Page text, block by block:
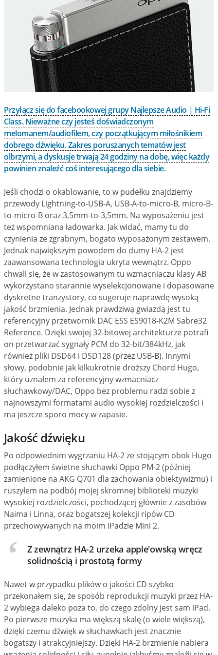
Przyłącz się do facebookowej grupy Najlepsze Audio | Hi-Fi
Class. Nieważne czy jesteś doświadczonym
melomanem/audiofilem, czy początkującym miłośnikiem
dobrego dźwięku. Zakres poruszanych tematów jest
olbrzymi, a dyskusje trwają 24 godziny na dobę, więc każdy
powinien znaleźć coś interesującego dla siebie.
Jeśli chodzi o okablowanie, to w pudełku znajdziemy
przewody Lightning-to-USB-A, USB-A-to-micro-B, micro-B-
to-micro-B oraz 3,5mm-to-3,5mm. Na wyposażeniu jest
też wspomniana ładowarka. Jak widać, mamy tu do
czynienia ze zgrabnym, bogato wyposażonym zestawem.
Jednak największym powodem do dumy HA-2 jest
zaawansowana technologia ukryta wewnątrz. Oppo
chwali się, że w zastosowanym tu wzmacniaczu klasy AB
wykorzystano starannie wyselekcjonowane i dopasowane
dyskretne tranzystory, co sugeruje naprawdę wysoką
jakość brzmienia. Jednak prawdziwą gwiazdą jest tu
referencyjny przetwornik DAC ESS ES9018-K2M Sabre32
Reference. Dzięki swojej 32-bitowej architekturze potrafi
on przetwarzać sygnały PCM do 32-bit/384kHz, jak
również pliki DSD64 i DSD128 (przez USB-B). Innymi
słowy, podobnie jak kilkukrotnie droższy Chord Hugo,
który uznałem za referencyjny wzmacniacz
słuchawkowy/DAC, Oppo bez problemu radzi sobie z
najnowszymi formatami audio wysokiej rozdzielczości i
ma jeszcze sporo mocy w zapasie.
Jakość dźwięku
Po odpowiednim wygrzaniu HA-2 ze stojącym obok Hugo
podłączyłem świetne słuchawki Oppo PM-2 (później
zamienione na AKG Q701 dla zachowania obiektywizmu) i
ruszyłem na podbój mojej skromnej biblioteki muzyki
wysokiej rozdzielczości, pochodzącej głównie z zasobów
Naima i Linna, oraz bogatszej kolekcji ripów CD
przechowywanych na moim iPadzie Mini 2.
Z zewnątrz HA-2 urzeka apple'owską wręcz
solidnością i prostotą formy
Nawet w przypadku plików o jakości CD szybko
przekonałem się, że sposób reprodukcji muzyki przez HA-
2 wybiega daleko poza to, do czego zdolny jest sam iPad.
Po pierwsze muzyka ma większą skalę (o wiele większą),
dzięki czemu dźwięk w słuchawkach jest znacznie
bogatszy i atrakcyjniejszy. Dzięki HA-2 brzmienie nabiera